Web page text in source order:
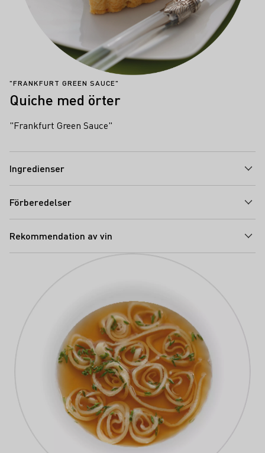
"FRANKFURT GREEN SAUCE"
Quiche med örter
"Frankfurt Green Sauce"
Ingredienser
Förberedelser
Rekommendation av vin